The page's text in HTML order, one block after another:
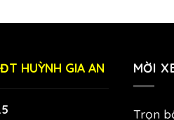
HUỲNH GIA AN MỜI
Trọn